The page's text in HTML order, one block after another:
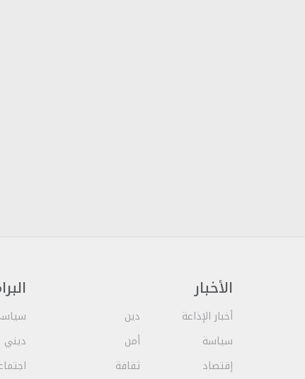
الأخبار
أخبار الإذاعة
سياسة
إقتصاد
دين
أمن
ثقافة
ديني